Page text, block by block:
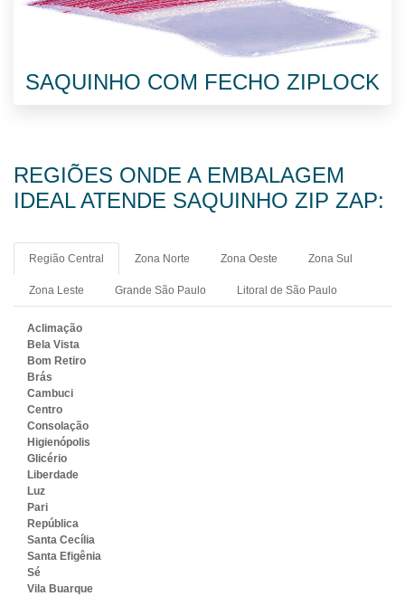
SAQUINHO COM FECHO ZIPLOCK
REGIÕES ONDE A EMBALAGEM
IDEAL ATENDE SAQUINHO ZIP ZAP:
Região Central Zona Norte Zona Oeste Zona Sul
Zona Leste Grande São Paulo Litoral de São Paulo
Aclimação
Bela Vista
Bom Retiro
Brás
Cambuci
Centro
Consolação
Higienópolis
Glicério
Liberdade
Luz
Pari
República
Santa Cecília
Santa Efigênia
Sé
Vila Buarque